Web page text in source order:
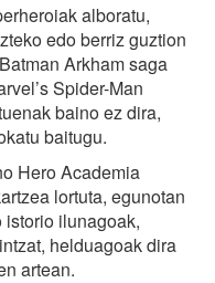
alboratu,
edo berriz guztion
Arkham saga
Spider-Man
baino ez dira,
baitugu.
Hero Academia
lortuta, egunotan
ilunagoak,
helduagoak dira
artean.